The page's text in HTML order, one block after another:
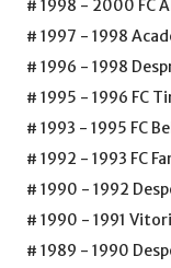
# 1998 - 2000 FC
# 1997 - 1998
# 1996 - 1998
# 1995 - 1996 FC
# 1993 - 1995 FC
# 1992 - 1993 FC
# 1990 - 1992
# 1990 - 1991
# 1989 - 1990